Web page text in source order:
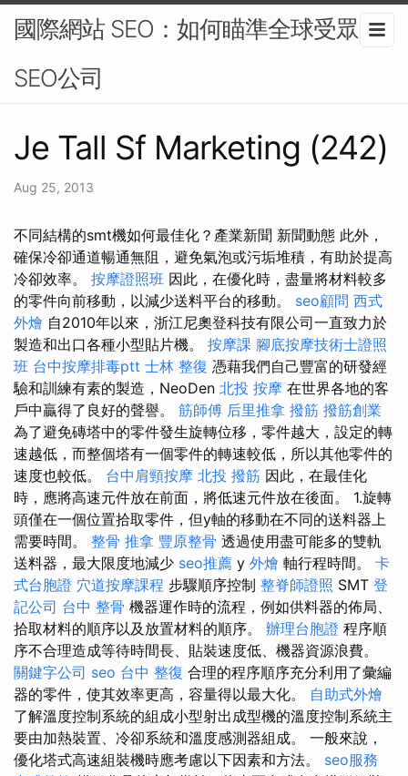
國際網站 SEO：如何瞄準全球受眾-
SEO公司
Je Tall Sf Marketing (242)
Aug 25, 2013
不同結構的smt機如何最佳化？產業新聞 新聞動態 此外，
確保冷卻通道暢通無阻，避免氣泡或污垢堆積，有助於提高
冷卻效率。 按摩證照班 因此，在優化時，盡量將材料較多
的零件向前移動，以減少送料平台的移動。 seo顧問 西式
外燴 自2010年以來，浙江尼奧登科技有限公司一直致力於
製造和出口各種小型貼片機。 按摩課 腳底按摩技術士證照
班 台中按摩排毒ptt 士林 整復 憑藉我們自己豐富的研發經
驗和訓練有素的製造，NeoDen 北投 按摩 在世界各地的客
戶中贏得了良好的聲譽。 筋師傅 后里推拿 撥筋 撥筋創業
為了避免磚塔中的零件發生旋轉位移，零件越大，設定的轉
速越低，而整個塔有一個零件的轉速較低，所以其他零件的
速度也較低。 台中肩頸按摩 北投 撥筋 因此，在最佳化
時，應將高速元件放在前面，將低速元件放在後面。 1.旋轉
頭僅在一個位置拾取零件，但y軸的移動在不同的送料器上
需要時間。 整骨 推拿 豐原整骨 透過使用盡可能多的雙軌
送料器，最大限度地減少 seo推薦 y 外燴 軸行程時間。 卡
式台胞證 穴道按摩課程 步驟順序控制 整脊師證照 SMT 登
記公司 台中 整骨 機器運作時的流程，例如供料器的佈局、
拾取材料的順序以及放置材料的順序。 辦理台胞證 程序順
序不合理造成等待時間長、貼裝速度低、機器資源浪費。
關鍵字公司 seo 台中 整復 合理的程序順序充分利用了彙編
器的零件，使其效率更高，容量得以最大化。 自助式外燴
了解溫度控制系統的組成小型射出成型機的溫度控制系統主
要由加熱裝置、冷卻系統和溫度感測器組成。 一般來說，
優化塔式高速組裝機時應考慮以下因素和方法。 seo服務